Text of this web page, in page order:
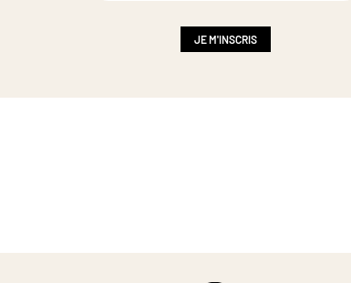
JE M'INSCRIS